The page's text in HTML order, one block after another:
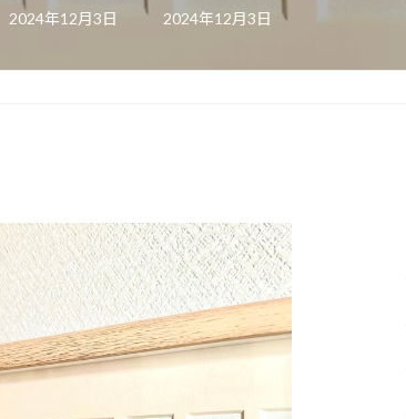
2024年12月3日
最
2024年12月3日